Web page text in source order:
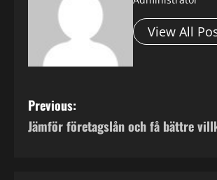
View All
P
o
Previous:
Jämför företagslån och få bättre